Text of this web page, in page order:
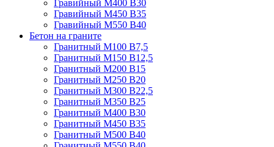
Гравийный М400 В30
Гравийный М450 В35
Гравийный М550 В40
Бетон на граните
Гранитный М100 В7,5
Гранитный М150 В12,5
Гранитный М200 В15
Гранитный М250 В20
Гранитный М300 В22,5
Гранитный М350 В25
Гранитный М400 В30
Гранитный М450 В35
Гранитный М500 В40